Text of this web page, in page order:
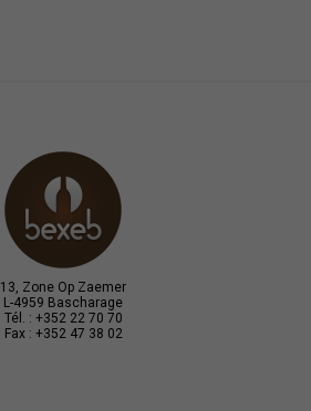
13, Zone Op Zaemer
L-4959 Bascharage
Tél. : +352 22 70 70
Fax : +352 47 38 02